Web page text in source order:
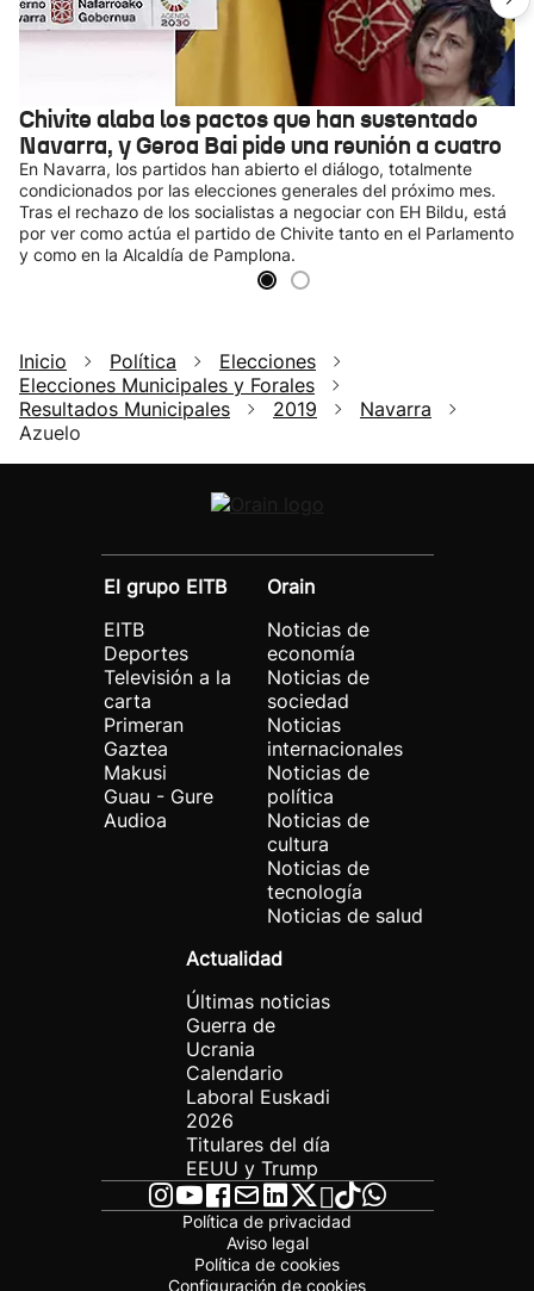
Chivite alaba los pactos que han sustentado
Navarra, y Geroa Bai pide una reunión a cuatro
En Navarra, los partidos han abierto el diálogo, totalmente
condicionados por las elecciones generales del próximo mes.
Tras el rechazo de los socialistas a negociar con EH Bildu, está
por ver como actúa el partido de Chivite tanto en el Parlamento
y como en la Alcaldía de Pamplona.
Inicio Política
Elecciones
Elecciones Municipales y Forales
Resultados Municipales
2019
Navarra
Azuelo
El grupo EITB
EITB
Deportes
Televisión a la
carta
Primeran
Gaztea
Makusi
Guau - Gure
Audioa
Orain
Noticias de
economía
Noticias de
sociedad
Noticias
internacionales
Noticias de
política
Noticias de
cultura
Noticias de
tecnología
Noticias de salud
Actualidad
Últimas noticias
Guerra de
Ucrania
Calendario
Laboral Euskadi
2026
Titulares del día
EEUU y Trump
Política de privacidad
Aviso legal
Política de cookies
Configuración de cookies